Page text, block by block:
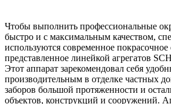
Чтобы выполнить профессиональные
быстро и с максимальным качеством,
используются современное покрасочное
представленное линейкой агрегатов
Этот аппарат зарекомендовал себя
производительным в отделке частных
заборов большой протяженности и
объектов, конструкций и сооружений.